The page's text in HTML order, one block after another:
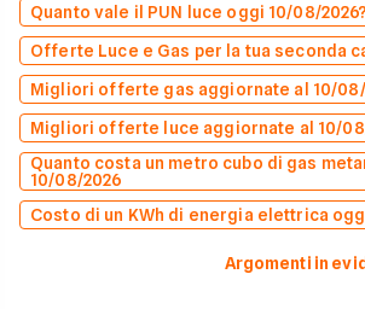
Quanto vale il PUN luce oggi 10/08/2026?
Offerte Luce e Gas per la tua seconda
Migliori offerte gas aggiornate al 10/08/
Migliori offerte luce aggiornate al 10/
Quanto costa un metro cubo di gas
10/08/2026
Costo di un KWh di energia elettrica
Argomenti in